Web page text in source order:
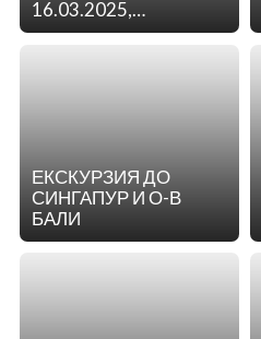
16.03.2025,
19.04.2025,
20.09.2025,
ЕКСКУРЗИЯ ДО
СИНГАПУР И О-В
БАЛИ